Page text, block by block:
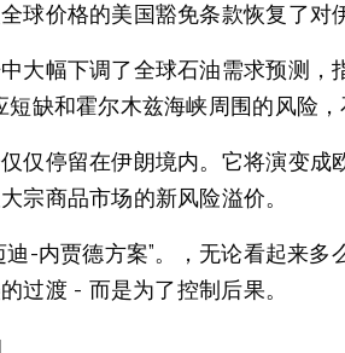
球价格的美国豁免条款恢复了对
大幅下调了全球石油需求预测
缺和霍尔木兹海峡周围的风险，
仅停留在伊朗境内。它将演变成
宗商品市场的新风险溢价。
-内贾德方案”。，无论看起来
过渡 - 而是为了控制后果。